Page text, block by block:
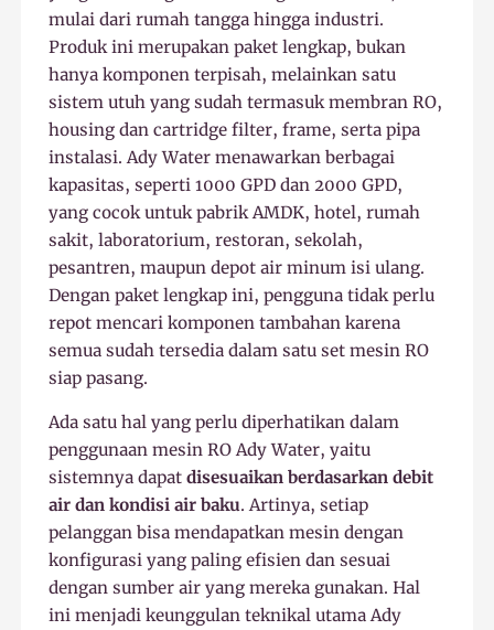
mulai dari rumah tangga hingga industri.
Produk ini merupakan paket lengkap, bukan
hanya komponen terpisah, melainkan satu
sistem utuh yang sudah termasuk membran RO,
housing dan cartridge filter, frame, serta pipa
instalasi. Ady Water menawarkan berbagai
kapasitas, seperti 1000 GPD dan 2000 GPD,
yang cocok untuk pabrik AMDK, hotel, rumah
sakit, laboratorium, restoran, sekolah,
pesantren, maupun depot air minum isi ulang.
Dengan paket lengkap ini, pengguna tidak perlu
repot mencari komponen tambahan karena
semua sudah tersedia dalam satu set mesin RO
siap pasang.
Ada satu hal yang perlu diperhatikan dalam
penggunaan mesin RO Ady Water, yaitu
sistemnya dapatdisesuaikan berdasarkan debit
air dan kondisi air baku. Artinya, setiap
pelanggan bisa mendapatkan mesin dengan
konfigurasi yang paling efisien dan sesuai
dengan sumber air yang mereka gunakan. Hal
ini menjadi keunggulan teknikal utama Ady